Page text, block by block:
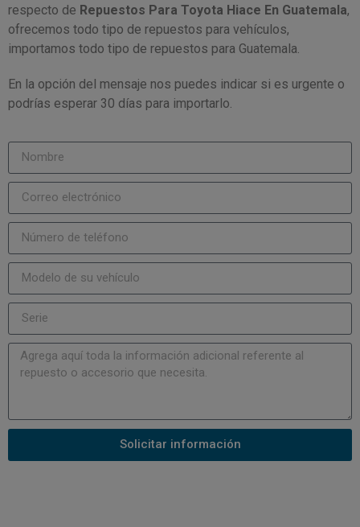
respecto de Repuestos Para Toyota Hiace En Guatemala,
ofrecemos todo tipo de repuestos para vehículos,
importamos todo tipo de repuestos para Guatemala.
En la opción del mensaje nos puedes indicar si es urgente o
podrías esperar 30 días para importarlo.
Solicitar información